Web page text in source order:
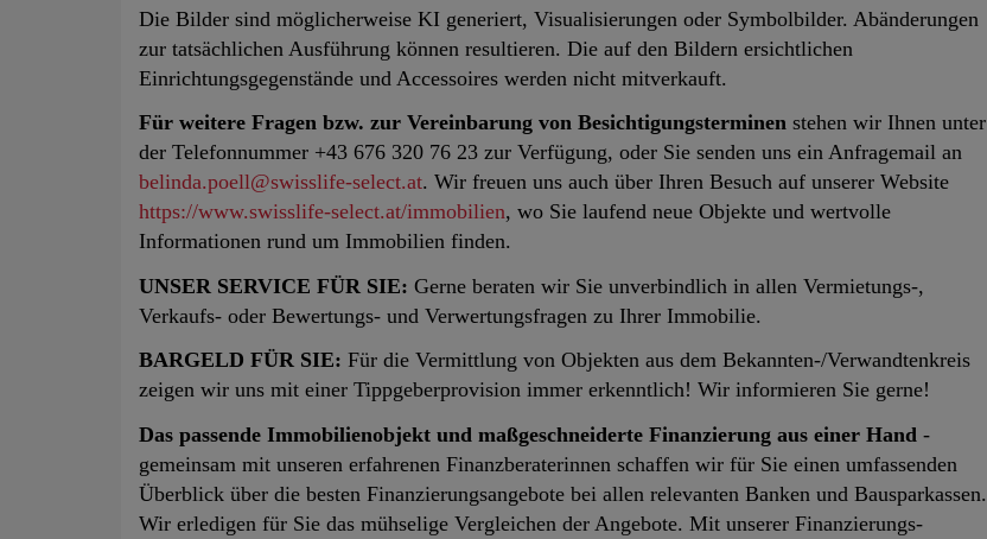
Die Bilder sind möglicherweise KI generiert, Visualisierungen oder Symbolbilder. Abänderungen
zur tatsächlichen Ausführung können resultieren. Die auf den Bildern ersichtlichen
Einrichtungsgegenstände und Accessoires werden nicht mitverkauft.
Für weitere Fragen bzw. zur Vereinbarung von Besichtigungsterminen stehen wir Ihnen unter
der Telefonnummer +43 676 320 76 23 zur Verfügung, oder Sie senden uns ein Anfragemail an
belinda.poell@swisslife-select.at. Wir freuen uns auch über Ihren Besuch auf unserer Website
https://www.swisslife-select.at/immobilien, wo Sie laufend neue Objekte und wertvolle
Informationen rund um Immobilien finden.
UNSER SERVICE FÜR SIE: Gerne beraten wir Sie unverbindlich in allen Vermietungs-,
Verkaufs- oder Bewertungs- und Verwertungsfragen zu Ihrer Immobilie.
BARGELD FÜR SIE: Für die Vermittlung von Objekten aus dem Bekannten-/Verwandtenkreis
zeigen wir uns mit einer Tippgeberprovision immer erkenntlich! Wir informieren Sie gerne!
Das passende Immobilienobjekt und maßgeschneiderte Finanzierung aus einer Hand -
gemeinsam mit unseren erfahrenen Finanzberaterinnen schaffen wir für Sie einen umfassenden
Überblick über die besten Finanzierungsangebote bei allen relevanten Banken und Bausparkassen.
Wir erledigen für Sie das mühselige Vergleichen der Angebote. Mit unserer Finanzierungs-